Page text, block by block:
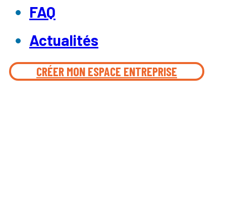
FAQ
Actualités
CRÉER MON ESPACE ENTREPRISE